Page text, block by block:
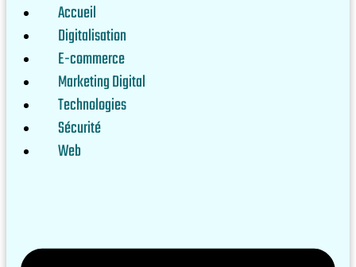
Accueil
Digitalisation
E-commerce
Marketing Digital
Technologies
Sécurité
Web